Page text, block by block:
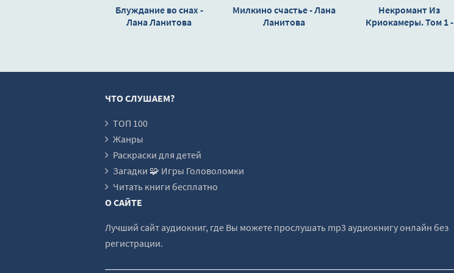
Блуждание во снах -
Лана Ланитова
Милкино счастье - Лана
Ланитова
Некромант Из
Криокамеры. Том 1 -
ЧТО СЛУШАЕМ?
ТОП 100
Жанры
Раскраски для детей
Загадки 🧩 Игры Головоломки
Читать книги бесплатно
О САЙТЕ
Лучший сайт аудиокниг, где Вы можете прослушать mp3 аудиокнигу онлайн без
регистрации.